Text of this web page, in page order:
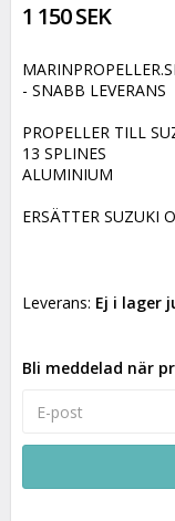
1 150 SEK
- SNABB LEVERANS
PROPELLER TILL
13 SPLINES
ALUMINIUM
ERSÄTTER SUZUKI
Leverans: Ej i lager
Bli meddelad när